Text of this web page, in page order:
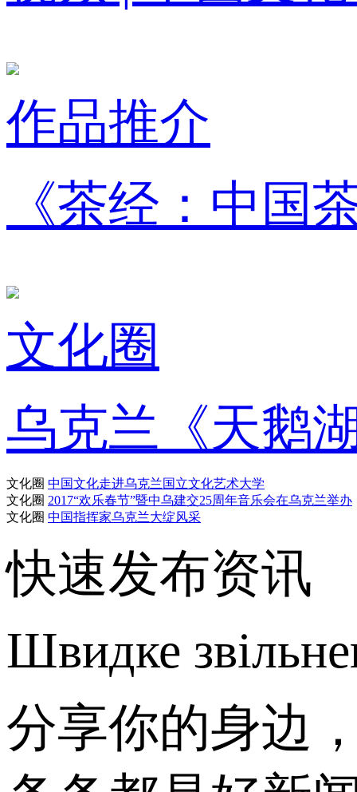
作品推介
《茶经：中国
文化圈
乌克兰《天鹅
文化圈 中国文化走进乌克兰国立文化艺术大学
文化圈 2017“欢乐春节”暨中乌建交25周年音乐会在乌克兰举办
文化圈 中国指挥家乌克兰大绽风采
快速发布资讯
Швидке
分享你的身边